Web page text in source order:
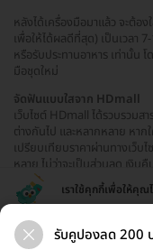
หลังได้เครื่องมือมาแล้ว จะต้อง
เพื่อให้ได้ผลดีที่สุด) เป็นเวลา
หรือรับประทานอาหาร เท่านั้น
มือชุดใหม่
จัดฟันแบบใสจาก HDmall
เว็บไซต์ HDmall ได้รวบรวม
ต่างกันไป และหลากหลาย หาก
เปรียบเทียบราคาผ่านทางเว็
หลาย ไม่ว่าจะเป็นส่วนลด เงิ
เราใช้คุกกี้เพื่อให้คุ
รับคูปองลด 200